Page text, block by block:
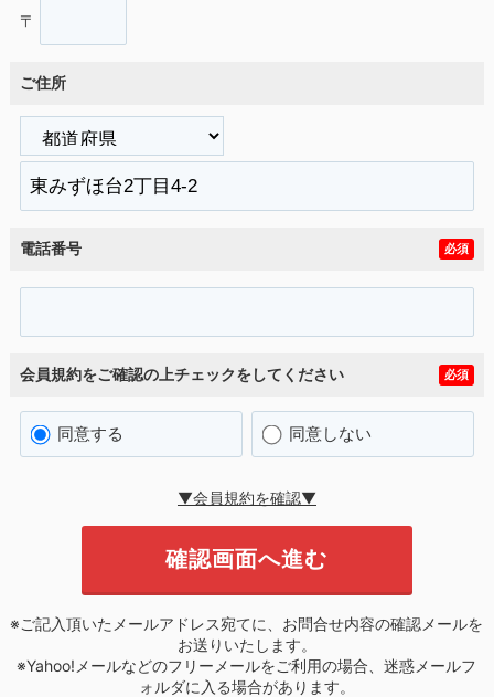
〒
ご住所
電話番号 必須
会員規約をご確認の上チェックをしてください 必須
同意する 同意しない
▼会員規約を確認▼
※ご記入頂いたメールアドレス宛てに、お問合せ内容の確認メールを
お送りいたします。
※Yahoo!メールなどのフリーメールをご利用の場合、迷惑メールフ
ォルダに入る場合があります。